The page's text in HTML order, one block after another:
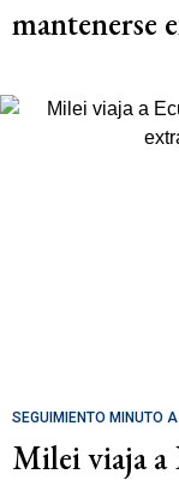
mantenerse
SEGUIMIENTO MINUTO
Milei viaja a